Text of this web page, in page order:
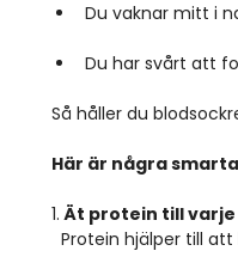
Du vaknar mitt i
Du har svårt att
Så håller du
Här är några
1. Ät protein till
Protein hjälper till